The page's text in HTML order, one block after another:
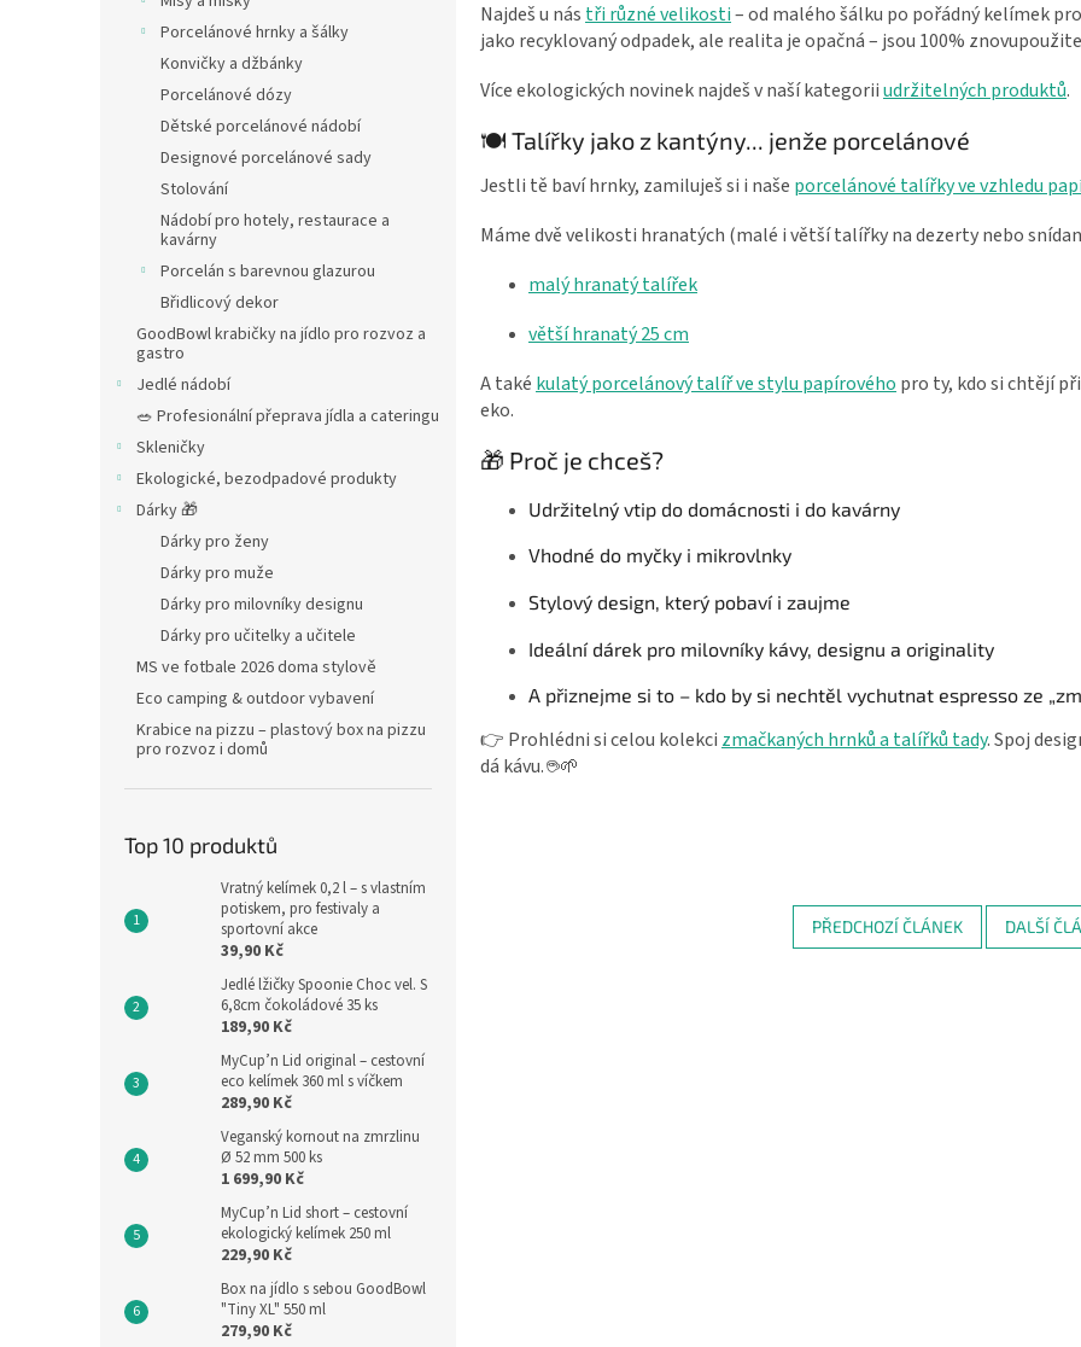
Porcelánové hrnky a šálky
Konvičky a džbánky
Porcelánové dózy
Dětské porcelánové nádobí
Designové porcelánové sady
Stolování
Nádobí pro hotely, restaurace a
kavárny
Porcelán s barevnou glazurou
Břidlicový dekor
GoodBowl krabičky na jídlo pro rozvoz a
gastro
Jedlé nádobí
🥗 Profesionální přeprava jídla a cateringu
Skleničky
Ekologické, bezodpadové produkty
Dárky 🎁
Dárky pro ženy
Dárky pro muže
Dárky pro milovníky designu
Dárky pro učitelky a učitele
MS ve fotbale 2026 doma stylově
Eco camping & outdoor vybavení
Krabice na pizzu – plastový box na pizzu
pro rozvoz i domů
Top 10 produktů
Vratný kelímek 0,2 l – s vlastním
potiskem, pro festivaly a
sportovní akce
39,90 Kč
Jedlé lžičky Spoonie Choc vel. S
6,8cm čokoládové 35 ks
189,90 Kč
MyCup’n Lid original – cestovní
eco kelímek 360 ml s víčkem
289,90 Kč
Veganský kornout na zmrzlinu
Ø 52 mm 500 ks
1 699,90 Kč
MyCup’n Lid short – cestovní
ekologický kelímek 250 ml
229,90 Kč
Box na jídlo s sebou GoodBowl
"Tiny XL" 550 ml
279,90 Kč
Najdeš u nás tři různé velikosti– od malého šálku po pořádný kelímek
jako recyklovaný odpadek, ale realita je opačná – jsou 100%
Více ekologických novinek najdeš v naší kategoriiudržitelných produktů.
🍽️ Talířky jako z kantýny... jenže porcelánové
Jestli tě baví hrnky, zamiluješ si i naše porcelánové talířky ve vzhledu
Máme dvě velikosti hranatých (malé i větší talířky na dezerty nebo
malý hranatý talířek
větší hranatý 25 cm
A také kulatý porcelánový talíř ve stylu papírového pro ty, kdo si chtějí
eko.
🎁 Proč je chceš?
Udržitelný vtip do domácnosti i do kavárny
Vhodné do myčky i mikrovlnky
Stylový design, který pobaví i zaujme
Ideální dárek pro milovníky kávy, designu a originality
A přiznejme si to – kdo by si nechtěl vychutnat espresso ze
👉 Prohlédni si celou kolekci zmačkaných hrnků a talířků tady. Spoj
dá kávu. ☕🌱
PŘEDCHOZÍ ČLÁNEK DALŠÍ